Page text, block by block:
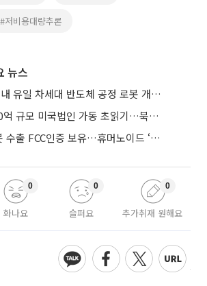
#저비용대량추론
뉴스
라온로보틱스, 국내 유일 차세대 반도체 공정 로봇 개발 ‘고객사 테스트 진행’
신성에스티, 2300억 규모 미국법인 가동 초읽기…북미 ESS 공략 본격화
에브리봇, 미 로봇 수출 FCC인증 보유…휴머노이드 ‘AI 두뇌’ 탑재 속도
화나요
0
슬퍼요
0
추가취재 원해요
0